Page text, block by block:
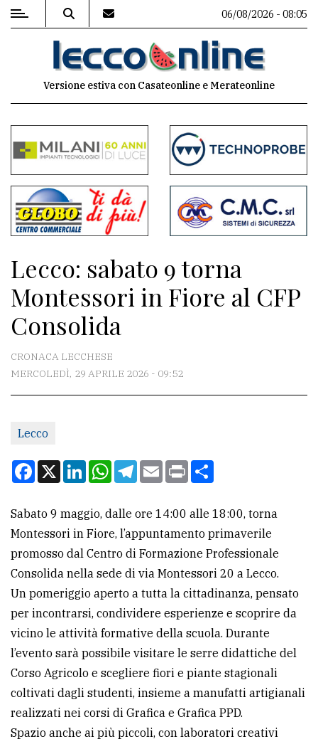
MENU
commenti
Contenuti
del
sito
Meteo
CONTATTI
La
redazione
Per
tua
CERCA
Cerca
per
comune
Ricerca
avanzata
LE
ALTRE
TESTATE
06/08/2026 - 08:05
Versione estiva con Casateonline e Merateonline
Lecco: sabato 9 torna
Montessori in Fiore al CFP
Consolida
CRONACA LECCHESE
MERCOLEDÌ, 29 APRILE 2026 - 09:52
Lecco
Facebook
X LinkedInWhatsApp
Telegram
EmailPrint
Sabato 9 maggio, dalle ore 14:00 alle 18:00, torna
Montessori in Fiore, l’appuntamento primaverile
promosso dal Centro di Formazione Professionale
Consolida nella sede di via Montessori 20 a Lecco.
Un pomeriggio aperto a tutta la cittadinanza, pensato
per incontrarsi, condividere esperienze e scoprire da
vicino le attività formative della scuola. Durante
l’evento sarà possibile visitare le serre didattiche del
Corso Agricolo e scegliere fiori e piante stagionali
coltivati dagli studenti, insieme a manufatti artigianali
realizzati nei corsi di Grafica e Grafica PPD.
Spazio anche ai più piccoli, con laboratori creativi